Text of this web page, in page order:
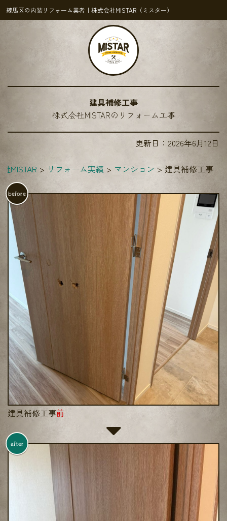
練馬区の内装リフォーム業者｜株式会社MISTAR（ミスター）
建具補修工事
株式会社MISTARのリフォーム工事
更新日： 2026年6月12日
MISTAR リフォーム実績 マンション 建具補修工事
before
建具補修工事前
after